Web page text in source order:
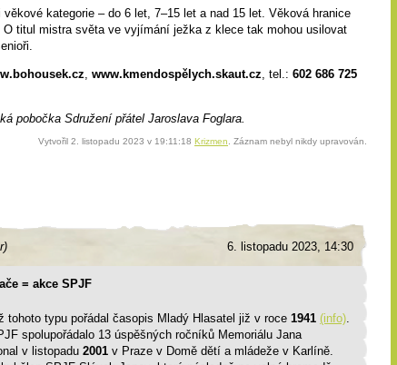
kategorie – do 6 let, 7–15 let a nad 15 let. Věková hranice
O titul mistra světa ve vyjímání ježka z klece tak mohou usilovat
, www.kmendospělych.skaut.cz, tel.: 602 686 725
pobočka Sdružení přátel Jaroslava Foglara.
Vytvořil 2. listopadu 2023 v 19:11:18 Krizmen . Záznam nebyl nikdy upravován.
6. listopadu 2023, 14:30
= akce SPJF
tohoto typu pořádal časopis Mladý Hlasatel již v roce 1941 (info)
spolupořádalo 13 úspěšných ročníků Memoriálu Jana
v listopadu 2001 v Praze v Domě dětí a mládeže v Karlíně.